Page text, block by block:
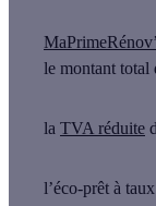
MaPrimeRénov’
le montant total
la TVA réduite
l’éco-prêt à